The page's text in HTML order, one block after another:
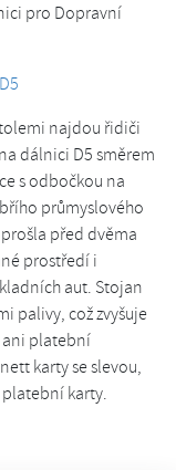
pro Dopravní
najdou řidiči
dálnici D5 směrem
s odbočkou na
průmyslového
před dvěma
prostředí i
aut. Stojan
palivy, což zvyšuje
platební
karty se slevou,
platební karty.